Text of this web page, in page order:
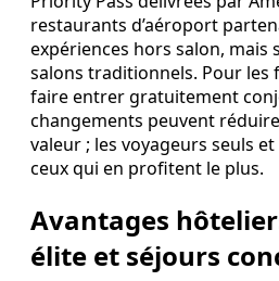
restaurants d’aéroport
expériences hors salon, mais
salons traditionnels. Pour les
faire entrer gratuitement
changements peuvent
valeur ; les voyageurs seuls
ceux qui en profitent le plus.
Avantages
élite et séjours